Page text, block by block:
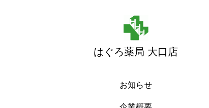
はぐろ薬局 大口店
お知らせ